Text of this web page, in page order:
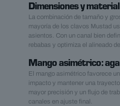
Dimensiones y
La combinación de tamaño y
mayoría de los clavos Mustad
asientos. Con un canal bien
rebabas y optimiza el alineado
Mango asimétrico:
El mango asimétrico favorece
impacto y mantener una
mayor precisión y un flujo de
canales en ajuste final.